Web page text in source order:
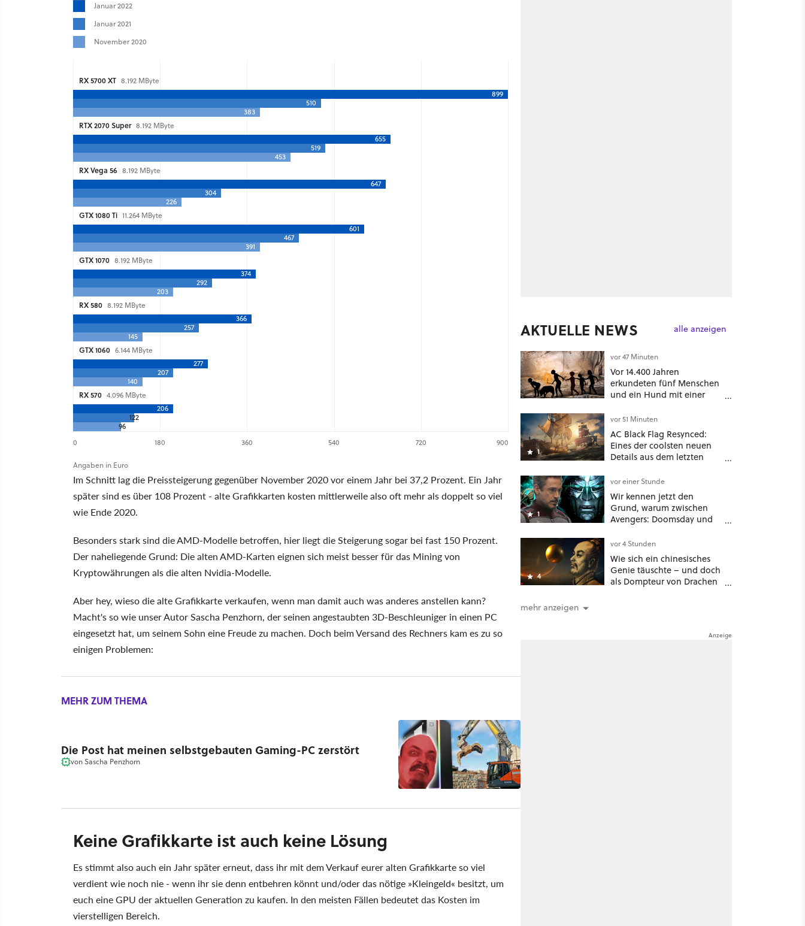
Januar 2022
Januar 2021
November 2020
RX 5700 XT 8.192 MByte
899
510
383
RTX 2070 Super 8.192 MByte
655
519
453
RX Vega 56 8.192 MByte
647
304
226
GTX 1080 Ti 11.264 MByte
601
467
391
GTX 1070 8.192 MByte
374
292
203
RX 580 8.192 MByte
366
257
145
GTX 1060 6.144 MByte
277
207
140
RX 570 4.096 MByte
206
122
96
0
180 360 540 720 900
Angaben in Euro
Im Schnitt lag die Preissteigerung gegenüber November 2020 vor einem Jahr bei 37,2 Prozent. Ein Jahr
später sind es über 108 Prozent - alte Grafikkarten kosten mittlerweile also oft mehr als doppelt so viel
wie Ende 2020.
Besonders stark sind die AMD-Modelle betroffen, hier liegt die Steigerung sogar bei fast 150 Prozent.
Der naheliegende Grund: Die alten AMD-Karten eignen sich meist besser für das Mining von
Kryptowährungen als die alten Nvidia-Modelle.
Aber hey, wieso die alte Grafikkarte verkaufen, wenn man damit auch was anderes anstellen kann?
Macht's so wie unser Autor Sascha Penzhorn, der seinen angestaubten 3D-Beschleuniger in einen PC
eingesetzt hat, um seinem Sohn eine Freude zu machen. Doch beim Versand des Rechners kam es zu so
einigen Problemen:
MEHR ZUM THEMA
Die Post hat meinen selbstgebauten Gaming-PC zerstört
vonSascha Penzhorn
Keine Grafikkarte ist auch keine Lösung
Es stimmt also auch ein Jahr später erneut, dass ihr mit dem Verkauf eurer alten Grafikkarte so viel
verdient wie noch nie - wenn ihr sie denn entbehren könnt und/oder das nötige Kleingeld besitzt, um
euch eine GPU der aktuellen Generation zu kaufen. In den meisten Fällen bedeutet das Kosten im
vierstelligen Bereich.
AKTUELLE NEWS alle anzeigen
vor 47 Minuten
Vor 14.400 Jahren
erkundeten fünf Menschen
und ein Hund mit einer
Methode eine tiefe Höhle
und hinterließen Spuren
für die Ewigkeit
1
vor 51 Minuten
AC Black Flag Resynced:
Eines der coolsten neuen
Details aus dem letzten
den Patch Notes
1
vor einer Stunde
Wir kennen jetzt den
Grund, warum zwischen
Avengers: Doomsday und
Marvel-Film erscheint
4
vor 4 Stunden
Wie sich ein chinesisches
Genie täuschte – und doch
als Dompteur von Drachen
mehr anzeigen